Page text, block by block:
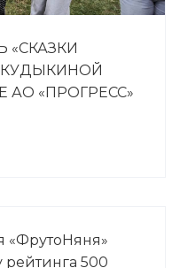
АО «ПРОГРЕСС»
«ФрутоНяня»
500